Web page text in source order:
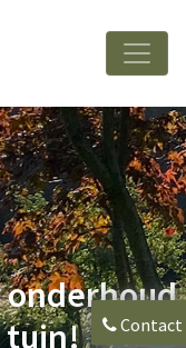
onderhoud
tuin!
Contact